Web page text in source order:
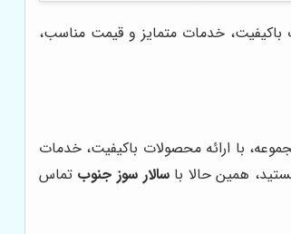
باکیفیت، خدمات متمایز و قیمت مناسب،
با ارائه محصولات باکیفیت، خدمات
همین حالا باسالار سوز جنوب تماس